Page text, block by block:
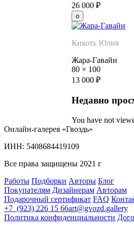
26 000 ₽
Кикоть Юлия
Жара-Гавайи
80 × 100
13 000 ₽
Недавно
You have not
Онлайн-галерея «Гвоздь»
ИНН: 5408684419109
Все права защищены 2021 г
Работы Подборки Авторы Блог
Покупателям Дизайнерам Авторам
Подарочный сертификат FAQ
+7 (923) 226 15 66art@gvozd.gallery
Политика конфиденциальности